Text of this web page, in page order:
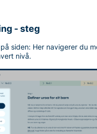
- steg
siden: Her navigerer du
nivå.